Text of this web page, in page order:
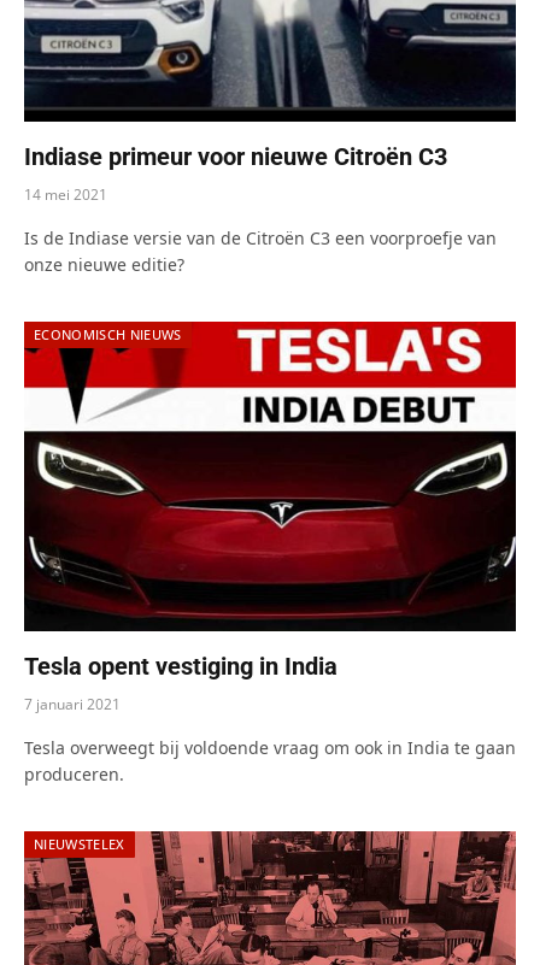
Indiase primeur voor nieuwe Citroën C3
14 mei 2021
Is de Indiase versie van de Citroën C3 een voorproefje van
onze nieuwe editie?
ECONOMISCH NIEUWS
Tesla opent vestiging in India
7 januari 2021
Tesla overweegt bij voldoende vraag om ook in India te gaan
produceren.
NIEUWSTELEX